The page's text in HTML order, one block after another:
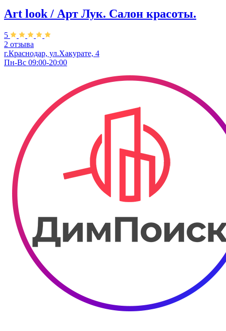
Art look / Арт Лук. Салон красоты.
5
2 отзыва
г.Краснодар, ул.Хакурате, 4
Пн-Вс 09:00-20:00